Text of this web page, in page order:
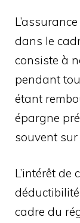
dans le
consiste à
pendant
étant
épargne
souvent sur
L’intérêt de
cadre du